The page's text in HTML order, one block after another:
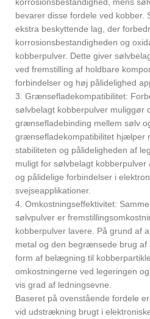
bevarer disse fordele ved
ekstra beskyttende lag, der
korrosionsbestandigheden og
kobberpulver. Dette giver
ved fremstilling af holdbare
forbindelser og høj pålidelighed
3. Grænsefladekompatibilitet:
sølvbelagt kobberpulver muliggør
grænsefladebinding mellem sølv
grænsefladekompatibilitet hjælper
stabiliteten og pålideligheden af
muligt for sølvbelagt kobberpulver
og pålidelige forbindelser i
svejseapplikationer.
4. Omkostningseffektivitet:
sølvpulver er
kobberpulver lavere. På grund af
metal og den begrænsede brug af
form af belægning til
omkostningerne ved legeringen
vis grad af ledningsevne.
Baseret på ovenstående fordele
vid udstrækning brugt i